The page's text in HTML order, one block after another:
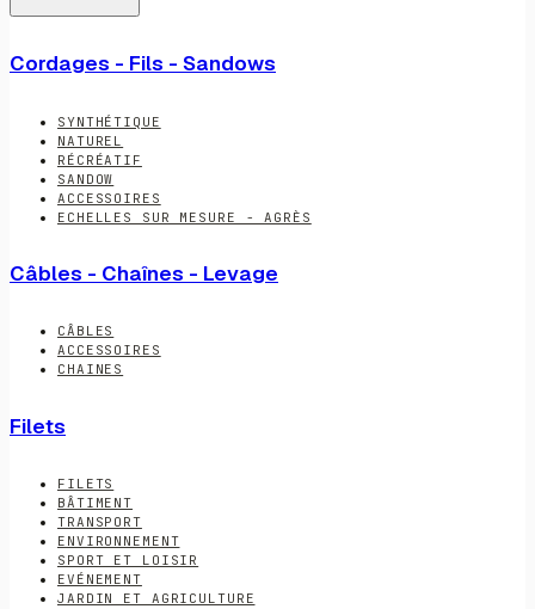
Cordages - Fils - Sandows
SYNTHÉTIQUE
NATUREL
RÉCRÉATIF
SANDOW
ACCESSOIRES
ECHELLES SUR MESURE - AGRÈS
Câbles - Chaînes - Levage
CÂBLES
ACCESSOIRES
CHAINES
Filets
FILETS
BÂTIMENT
TRANSPORT
ENVIRONNEMENT
SPORT ET LOISIR
EVÉNEMENT
JARDIN ET AGRICULTURE